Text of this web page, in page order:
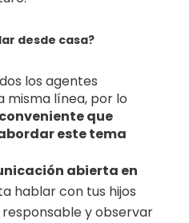
desde casa?
los agentes
misma línea, por lo
que
este tema
abierta en
hablar con tus hijos
responsable y observar